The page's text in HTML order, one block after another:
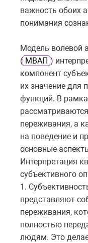
важность обоих
понимания
Модель волевой
( МВАП )
компонент
их значение для
функций. В
переживания, а
на поведение и
основные
Интерпретация
субъективного
1.
представляют
переживания,
полностью
людям. Это